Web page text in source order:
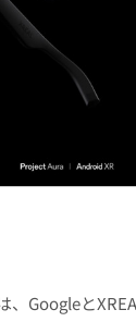
、Googleと